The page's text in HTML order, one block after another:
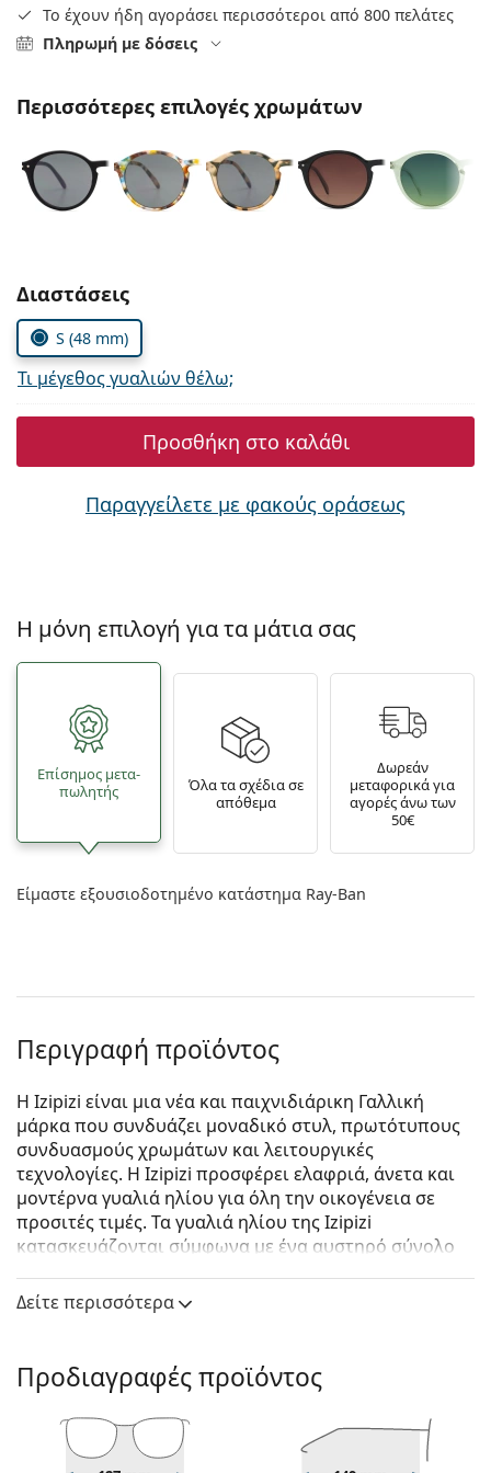
Persol
Prada
Όλες οι μάρκες
Το έχουν ήδη αγοράσει περισσότεροι από 800 πελάτες
Πληρωμή με δόσεις
Περισσότερες επιλογές χρωμάτων
Συμπληρώστε τις παράμετρους
Διαστάσεις
S (48 mm)
Τι μέγεθος γυαλιών θέλω;
Προσθήκη στο καλάθι
Παραγγείλετε με φακούς οράσεως
Η μόνη επιλογή για τα μάτια σας
Επίσημος μετα­
πωλητής
Όλα τα σχέδια σε
απόθεμα
Δωρεάν
μεταφορικά για
αγορές άνω των
50€
Είμαστε εξουσιοδοτημένο κατάστημα Ray-Ban
Περιγραφή προϊόντος
Η Izipizi είναι μια νέα και παιχνιδιάρικη Γαλλική
μάρκα που συνδυάζει μοναδικό στυλ, πρωτότυπους
συνδυασμούς χρωμάτων και λειτουργικές
τεχνολογίες. Η Izipizi προσφέρει ελαφριά, άνετα και
μοντέρνα γυαλιά ηλίου για όλη την οικογένεια σε
προσιτές τιμές. Τα γυαλιά ηλίου της Izipizi
κατασκευάζονται σύμφωνα με ένα αυστηρό σύνολο
μωρά, σε πολύ μικρή ηλικία, δεν περιλαμβάνει BPA
και είναι υποαλλεργική. Για να προσδιορίσετε το
μετράτε πάντα τις παραμέτρους σύμφωνα με το
παρακάτω σχήμα, ειδικά για τα παιδικά γυαλιά.
Izipizi Sun #D Blackείναι unisex γυαλιά ηλίου.
Δείτε πώς φαίνονται πάνω σας αυτά τα γυαλιά ηλίου
Δείτε περισσότερα
Προδιαγραφές προϊόντος